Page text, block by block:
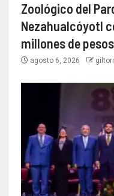
Zoológico del
Nezahualcóyotl
millones de pesos
agosto 6, 2026